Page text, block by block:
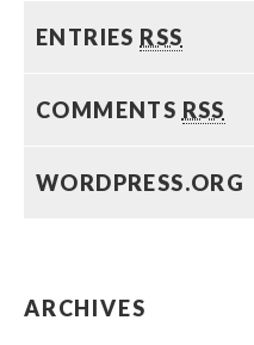
ENTRIES RSS
COMMENTS RSS
WORDPRESS.ORG
ARCHIVES